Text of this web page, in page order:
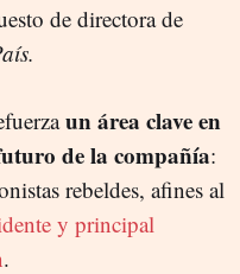
de directora de
un área clave en
de la compañía:
rebeldes, afines al
y principal
.